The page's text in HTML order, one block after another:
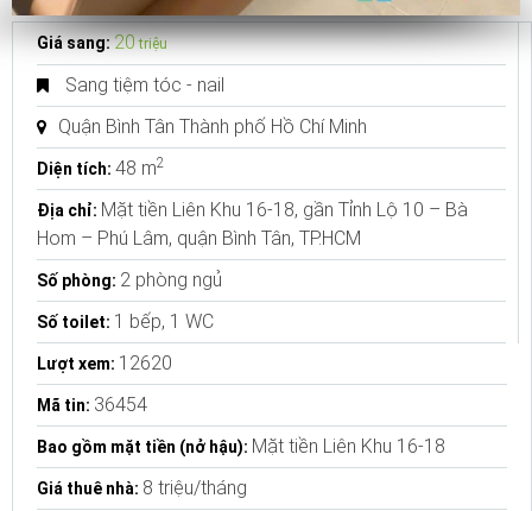
Giá sang:20triệu
Sang tiệm tóc - nail
Quận Bình Tân Thành phố Hồ Chí Minh
Diện tích: 48 m2
Địa chỉ: Mặt tiền Liên Khu 16-18, gần Tỉnh Lộ 10 – Bà
Hom – Phú Lâm, quận Bình Tân, TP.HCM
Số phòng: 2 phòng ngủ
Số toilet: 1 bếp, 1 WC
Lượt xem: 12620
Mã tin: 36454
Bao gồm mặt tiền (nở hậu): Mặt tiền Liên Khu 16-18
Giá thuê nhà: 8 triệu/tháng